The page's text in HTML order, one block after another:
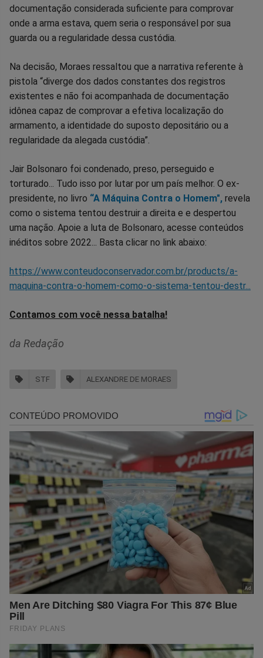
documentação considerada suficiente para comprovar
onde a arma estava, quem seria o responsável por sua
guarda ou a regularidade dessa custódia.
Na decisão, Moraes ressaltou que a narrativa referente à
pistola “diverge dos dados constantes dos registros
existentes e não foi acompanhada de documentação
idônea capaz de comprovar a efetiva localização do
armamento, a identidade do suposto depositário ou a
regularidade da alegada custódia”.
Jair Bolsonaro foi condenado, preso, perseguido e
torturado... Tudo isso por lutar por um país melhor. O ex-
presidente, no livro “A Máquina Contra o Homem", revela
como o sistema tentou destruir a direita e e despertou
uma nação. Apoie a luta de Bolsonaro, acesse conteúdos
inéditos sobre 2022... Basta clicar no link abaixo:
https://www.conteudoconservador.com.br/products/a-
maquina-contra-o-homem-como-o-sistema-tentou-destr...
Contamos com você nessa batalha!
da Redação
STF ALEXANDRE DE MORAES